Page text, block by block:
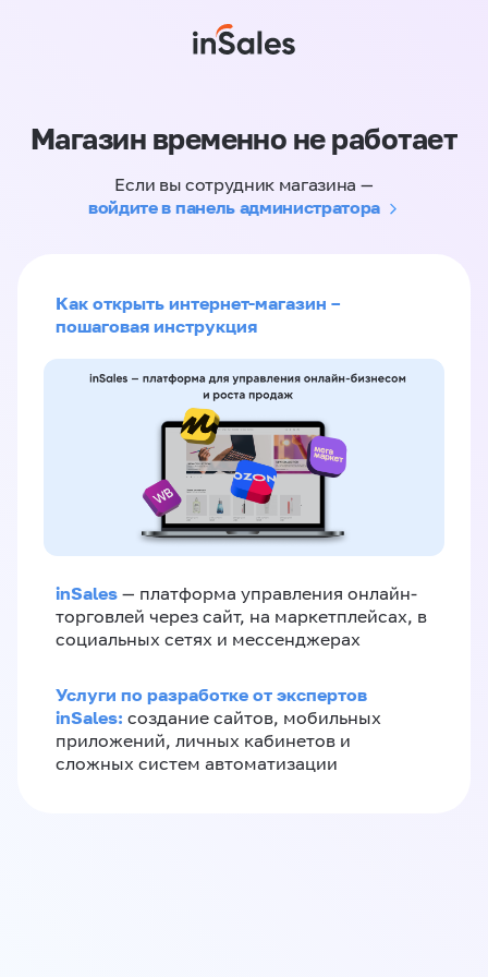
Магазин временно не работает
Если вы сотрудник магазина —
войдите в панель администратора
Как открыть интернет-магазин –
пошаговая инструкция
inSales — платформа управления онлайн-
торговлей через сайт, на маркетплейсах, в
социальных сетях и мессенджерах
Услуги по разработке от экспертов
inSales: создание сайтов, мобильных
приложений, личных кабинетов и
сложных систем автоматизации